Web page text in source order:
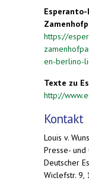
Esperanto-
https://
en-berlino-
Texte zu
http://
Kontakt
Louis v.
Presse-
Deutscher
Wiclefstr. 9,